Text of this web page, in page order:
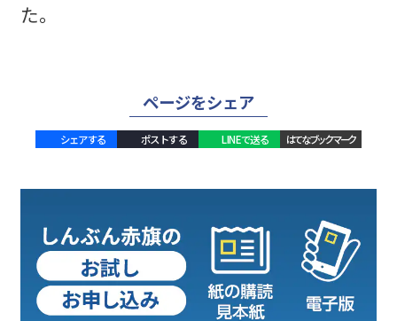
た。
ページをシェア
シェアする ポストする LINEで送る はてなブックマーク